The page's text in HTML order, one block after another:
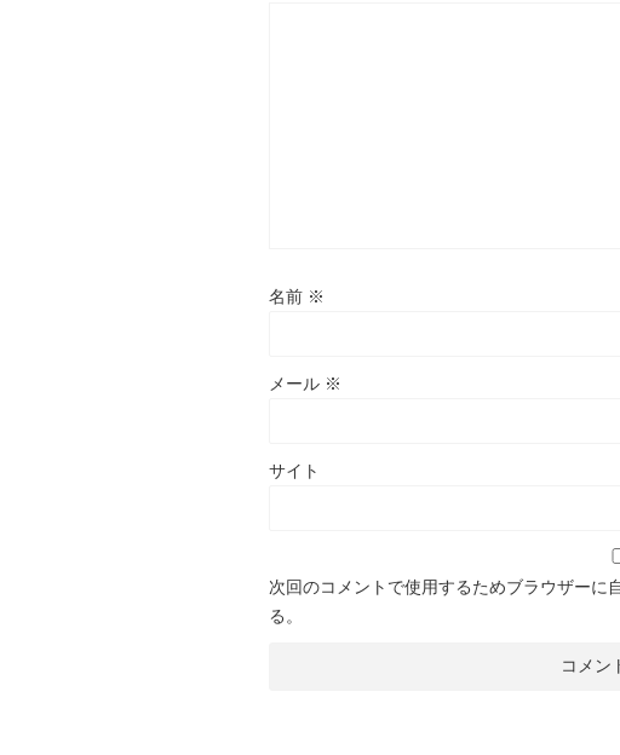
名前 ※
メール ※
サイト
次回のコメントで使用するためブラウザーに
る。